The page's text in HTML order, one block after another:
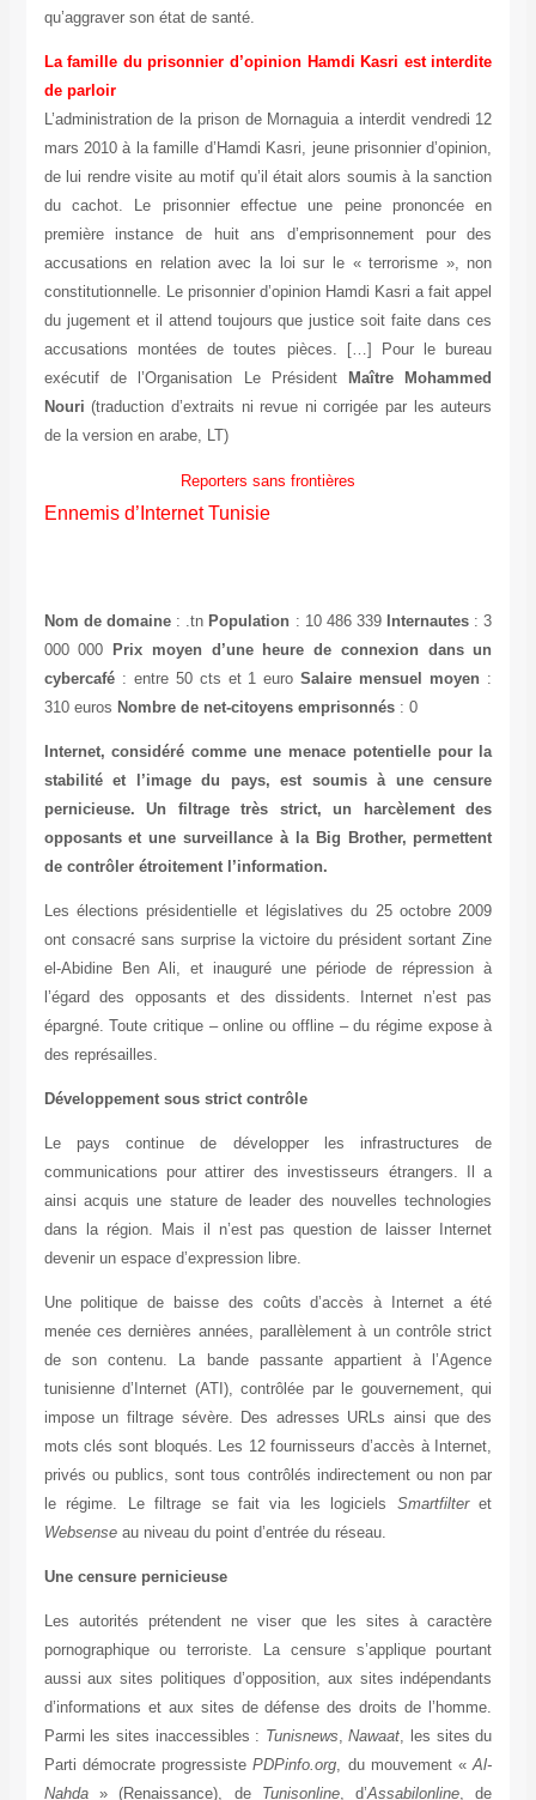
qu’aggraver son état de santé.
La famille du prisonnier d’opinion Hamdi Kasri est
de parloir
L’administration de la prison de Mornaguia a interdit
mars 2010 à la famille d’Hamdi Kasri, jeune prisonnier
de lui rendre visite au motif qu’il était alors soumis à la
du cachot. Le prisonnier effectue une peine
première instance de huit ans d’emprisonnement pour
accusations en relation avec la loi sur le « terrorisme »,
constitutionnelle. Le prisonnier d’opinion Hamdi Kasri a fait
du jugement et il attend toujours que justice soit faite dans
accusations montées de toutes pièces. […] Pour le
exécutif de l’Organisation Le PrésidentMaître
Nouri (traduction d’extraits ni revue ni corrigée par les
de la version en arabe, LT)
Reporters sans frontières
Ennemis d’Internet Tunisie
Nom de domaine: .tnPopulation : 10 486 339Internautes
000 000Prix moyen d’une heure de connexion dans
cybercafé: entre 50 cts et 1 euroSalaire mensuel
310 eurosNombre de net-citoyens emprisonnés
Internet, considéré comme une menace potentielle
stabilité et l’image du pays, est soumis à une
pernicieuse. Un filtrage très strict, un harcèlement
opposants et une surveillance à la Big Brother,
de contrôler étroitement l’information.
Les élections présidentielle et législatives du 25 octobre
ont consacré sans surprise la victoire du président sortant
el-Abidine Ben Ali, et inauguré une période de
l’égard des opposants et des dissidents. Internet n’est
épargné. Toute critique – online ou offline – du régime
des représailles.
Développement sous strict contrôle
Le pays continue de développer les infrastructures
communications pour attirer des investisseurs étrangers.
ainsi acquis une stature de leader des nouvelles
dans la région. Mais il n’est pas question de laisser
devenir un espace d’expression libre.
Une politique de baisse des coûts d’accès à Internet a
menée ces dernières années, parallèlement à un contrôle
de son contenu. La bande passante appartient à
tunisienne d’Internet (ATI), contrôlée par le gouvernement,
impose un filtrage sévère. Des adresses URLs ainsi que
mots clés sont bloqués. Les 12 fournisseurs d’accès à
privés ou publics, sont tous contrôlés indirectement ou non
le régime. Le filtrage se fait via les logicielsSmartfilter
Websenseau niveau du point d’entrée du réseau.
Une censure pernicieuse
Les autorités prétendent ne viser que les sites à
pornographique ou terroriste. La censure s’applique
aussi aux sites politiques d’opposition, aux sites
d’informations et aux sites de défense des droits de
Parmi les sites inaccessibles :Tunisnews ,Nawaat, les
Parti démocrate progressistePDPinfo.org, du mouvement
Nahda» (Renaissance), deTunisonline, d’Assabilonline